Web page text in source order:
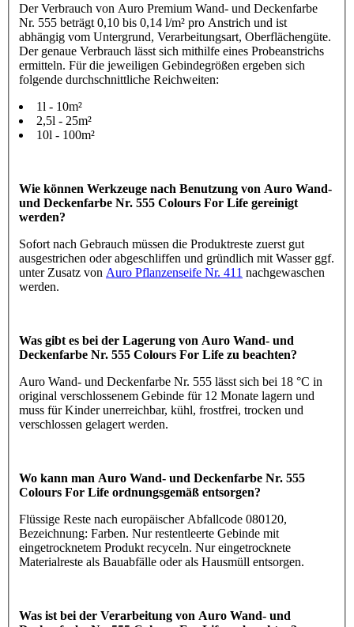
Der Verbrauch von Auro Premium Wand- und Deckenfarbe
Nr. 555 beträgt 0,10 bis 0,14 l/m² pro Anstrich und ist
abhängig vom Untergrund, Verarbeitungsart, Oberflächengüte.
Der genaue Verbrauch lässt sich mithilfe eines Probeanstrichs
ermitteln. Für die jeweiligen Gebindegrößen ergeben sich
folgende durchschnittliche Reichweiten:
1l - 10m²
2,5l - 25m²
10l - 100m²
Wie können Werkzeuge nach Benutzung von Auro Wand-
und Deckenfarbe Nr. 555 Colours For Life gereinigt
werden?
Sofort nach Gebrauch müssen die Produktreste zuerst gut
ausgestrichen oder abgeschliffen und gründlich mit Wasser ggf.
unter Zusatz von Auro Pflanzenseife Nr. 411 nachgewaschen
werden.
Was gibt es bei der Lagerung von Auro Wand- und
Deckenfarbe Nr. 555 Colours For Life zu beachten?
Auro Wand- und Deckenfarbe Nr. 555 lässt sich bei 18 °C in
original verschlossenem Gebinde für 12 Monate lagern und
muss für Kinder unerreichbar, kühl, frostfrei, trocken und
verschlossen gelagert werden.
Wo kann man Auro Wand- und Deckenfarbe Nr. 555
Colours For Life ordnungsgemäß entsorgen?
Flüssige Reste nach europäischer Abfallcode 080120,
Bezeichnung: Farben. Nur restentleerte Gebinde mit
eingetrocknetem Produkt recyceln. Nur eingetrocknete
Materialreste als Bauabfälle oder als Hausmüll entsorgen.
Was ist bei der Verarbeitung von Auro Wand- und